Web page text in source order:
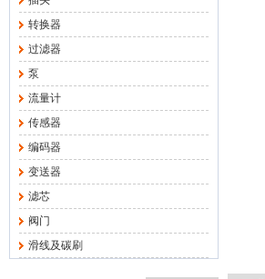
转换器
过滤器
泵
流量计
传感器
编码器
变送器
滤芯
阀门
滑线及碳刷